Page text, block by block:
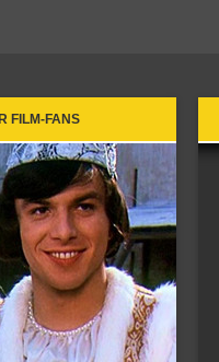
FILM-FANS